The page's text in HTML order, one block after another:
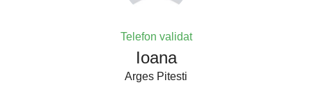
Telefon validat
Ioana
Arges Pitesti